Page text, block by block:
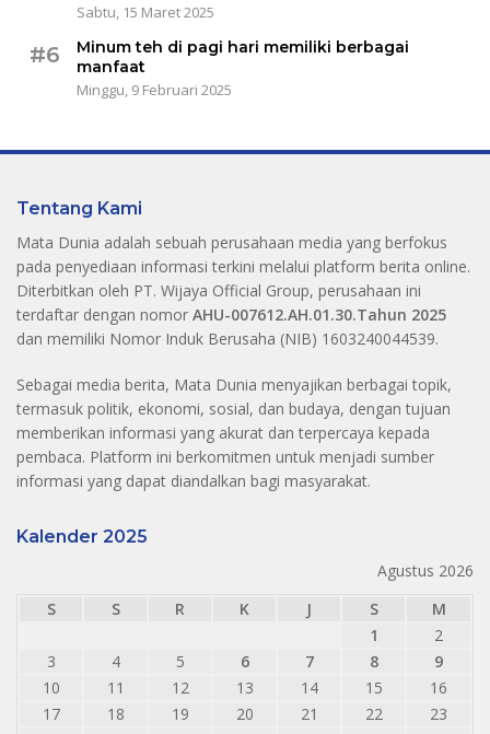
Sabtu, 15 Maret 2025
#6
Minum teh di pagi hari memiliki berbagai
manfaat
Minggu, 9 Februari 2025
Tentang Kami
Mata Dunia adalah sebuah perusahaan media yang berfokus
pada penyediaan informasi terkini melalui platform berita online.
Diterbitkan oleh PT. Wijaya Official Group, perusahaan ini
terdaftar dengan nomor AHU-007612.AH.01.30.Tahun 2025
dan memiliki Nomor Induk Berusaha (NIB) 1603240044539.
Sebagai media berita, Mata Dunia menyajikan berbagai topik,
termasuk politik, ekonomi, sosial, dan budaya, dengan tujuan
memberikan informasi yang akurat dan terpercaya kepada
pembaca. Platform ini berkomitmen untuk menjadi sumber
informasi yang dapat diandalkan bagi masyarakat.
Kalender 2025
Agustus 2026
S
S R K J S
M
1
2
3
4 5 6 7 8
9
10
11 12 13 14 15
16
17
18 19 20 21 22
23